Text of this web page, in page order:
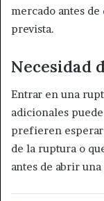
mercado antes
prevista.
Necesidad
Entrar en una
adicionales
prefieren esperar
de la ruptura o
antes de abrir